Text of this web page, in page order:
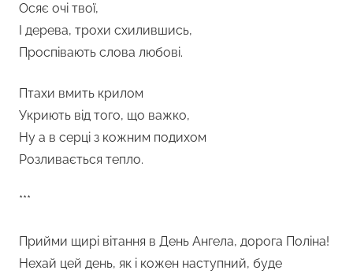
Осяє очі твої,
І дерева, трохи схилившись,
Проспівають слова любові.
Птахи вмить крилом
Укриють від того, що важко,
Ну а в серці з кожним подихом
Розливається тепло.
***
Прийми щирі вітання в День Ангела, дорога Поліна!
Нехай цей день, як і кожен наступний, буде